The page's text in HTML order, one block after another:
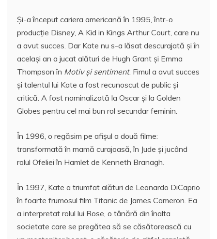
Şi-a început cariera americană în 1995, într-o
producţie Disney, A Kid in Kings Arthur Court, care nu
a avut succes. Dar Kate nu s-a lăsat descurajată şi în
acelaşi an a jucat alături de Hugh Grant şi Emma
Thompson în Motiv şi sentiment. Fimul a avut succes
şi talentul lui Kate a fost recunoscut de public şi
critică. A fost nominalizată la Oscar şi la Golden
Globes pentru cel mai bun rol secundar feminin.
În 1996, o regăsim pe afişul a două filme:
transformată în mamă curajoasă, în Jude şi jucând
rolul Ofeliei în Hamlet de Kenneth Branagh.
În 1997, Kate a triumfat alături de Leonardo DiCaprio
în foarte frumosul film Titanic de James Cameron. Ea
a interpretat rolul lui Rose, o tânără din înalta
societate care se pregătea să se căsătorească cu